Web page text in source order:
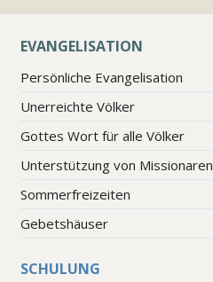
EVANGELISATION
Persönliche Evangelisation
Unerreichte Völker
Gottes Wort für alle Völker
Unterstützung von Missionaren
Sommerfreizeiten
Gebetshäuser
SCHULUNG